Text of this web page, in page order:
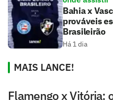
Bahia x
prováveis
Brasileirão
Há 1 dia
MAIS LANCE!
Flamengo x Vitória: